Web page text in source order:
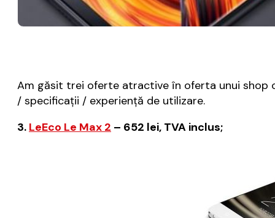
Am găsit trei oferte atractive în oferta unui shop
/ specificații / experiență de utilizare.
3. LeEco Le Max 2 – 652 lei, TVA inclus;